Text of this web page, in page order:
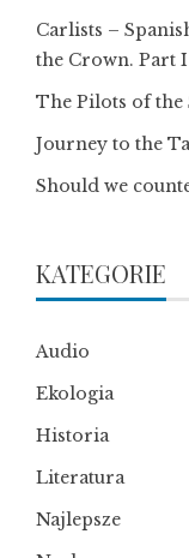
Carlists –
the Crown. Part
The Pilots of the
Journey to the
Should we
KATEGORIE
Audio
Ekologia
Historia
Literatura
Najlepsze